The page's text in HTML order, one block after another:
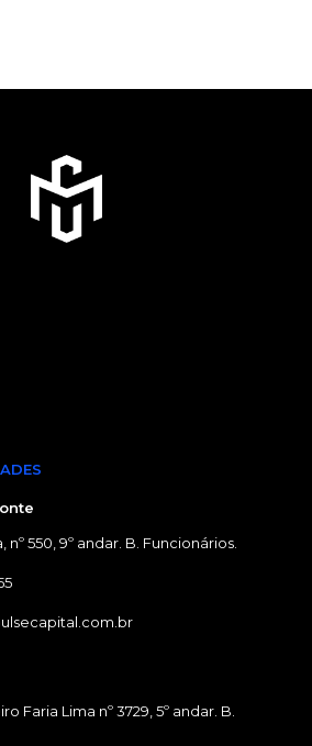
nº 550, 9º andar. B. Funcionários.
Faria Lima nº 3729, 5º andar. B.